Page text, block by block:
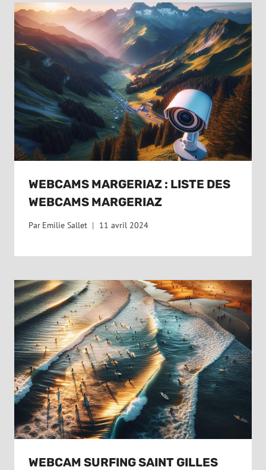
WEBCAMS MARGERIAZ : LISTE DES
WEBCAMS MARGERIAZ
Par Emilie Sallet 11 avril 2024
WEBCAM SURFING SAINT GILLES